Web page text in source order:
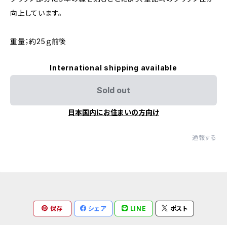
向上しています。
重量；約25ｇ前後
International shipping available
Sold out
日本国内にお住まいの方向け
通報する
保存 シェア LINE ポスト